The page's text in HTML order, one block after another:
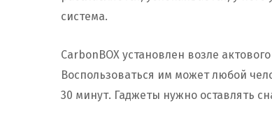
система.
CarbonBOX установлен возле
Воспользоваться им может любой
30 минут. Гаджеты нужно оставлять